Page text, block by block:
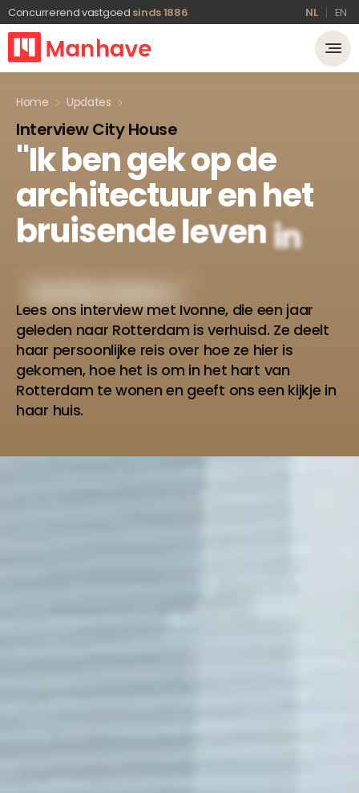
Concurrerend vastgoed sinds 1886 NL EN
Home Updates
Interview City House
"Ikbengekopde
architectuurenhet
bruisendelevenin
Rotterdam."
Lees ons interview met Ivonne, die een jaar
geleden naar Rotterdam is verhuisd. Ze deelt
haar persoonlijke reis over hoe ze hier is
gekomen, hoe het is om in het hart van
Rotterdam te wonen en geeft ons een kijkje in
haar huis.